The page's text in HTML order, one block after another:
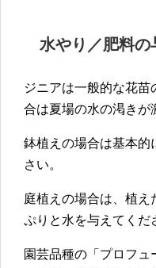
水やり／肥料の
ジニアは一般的な花
合は夏場の水の渇きが
鉢植えの場合は基本的
さい。
庭植えの場合は、植
ぷりと水を与えてくだ
園芸品種の「プロフ